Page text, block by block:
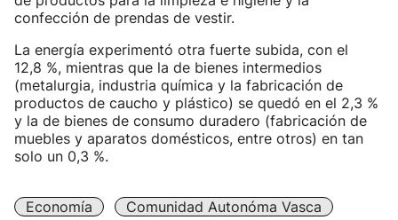
confección de prendas de vestir.
La energía experimentó otra fuerte subida, con el
12,8 %, mientras que la de bienes intermedios
(metalurgia, industria química y la fabricación de
productos de caucho y plástico) se quedó en el 2,3 %
y la de bienes de consumo duradero (fabricación de
muebles y aparatos domésticos, entre otros) en tan
solo un 0,3 %.
Economía
Comunidad Autonóma Vasca